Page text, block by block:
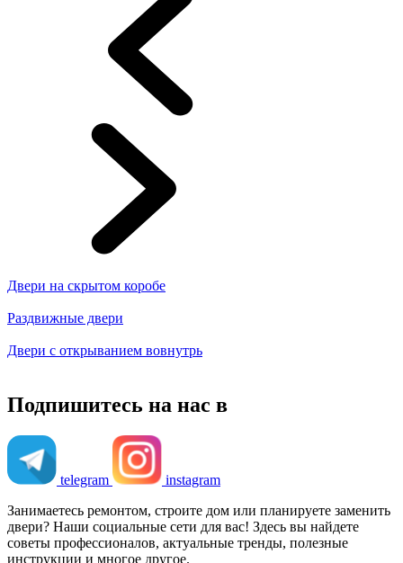
Двери на скрытом коробе
Раздвижные двери
Двери с открыванием вовнутрь
Подпишитесь на нас в
telegram
instagram
Занимаетесь ремонтом, строите дом или планируете заменить
двери? Наши социальные сети для вас! Здесь вы найдете
советы профессионалов, актуальные тренды, полезные
инструкции и многое другое.